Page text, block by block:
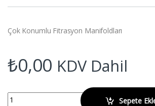
Çok Konumlu Fitrasyon Manifoldları
₺0,00 KDV Dahil
WIGGENS BIOVAC 311 Çok KonumluSepete